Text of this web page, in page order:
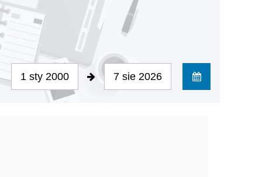
1 sty 2000 7 sie 2026